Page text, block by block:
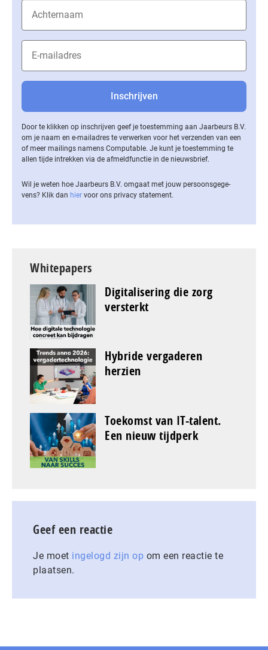
Door te klikken op inschrijven geef je toestemming aan Jaarbeurs B.V.
om je naam en e-mailadres te verwerken voor het verzenden van een
of meer mailings namens Computable. Je kunt je toestemming te
allen tijde intrekken via de af­meld­func­tie in de nieuwsbrief.
Wil je weten hoe Jaarbeurs B.V. omgaat met jouw per­soons­ge­ge­
vens? Klik dan hier voor ons privacy statement.
Whitepapers
Digitalisering die zorg
versterkt
Hybride vergaderen
herzien
Toekomst van IT-talent.
Een nieuw tijdperk
Geef een reactie
Je moet ingelogd zijn op om een reactie te
plaatsen.